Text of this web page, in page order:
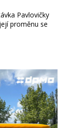
Pavlovičky
proměnu se